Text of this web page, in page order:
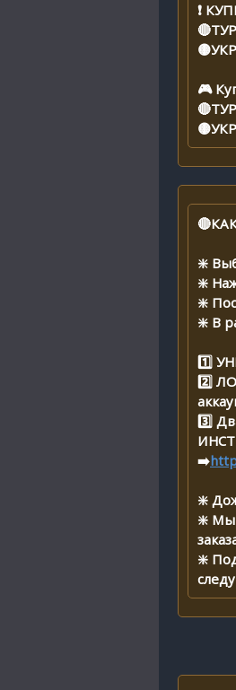
❗️
🎮
❇️
❇️
❇️
❇️ В
1️⃣
2️⃣
3️⃣
➡️
❇️
❇️ Мы
❇️